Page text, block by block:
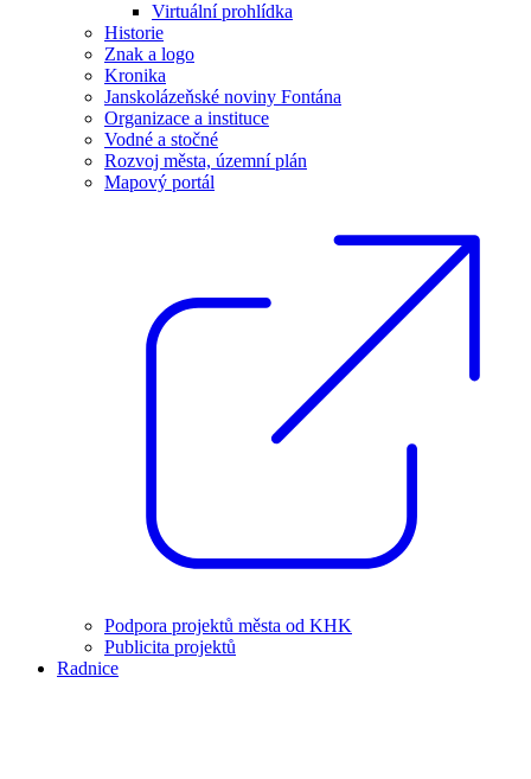
Virtuální prohlídka
Historie
Znak a logo
Kronika
Janskolázeňské noviny Fontána
Organizace a instituce
Vodné a stočné
Rozvoj města, územní plán
Mapový portál
Podpora projektů města od KHK
Publicita projektů
Radnice